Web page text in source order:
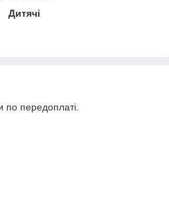
Дитячі
по передоплаті.